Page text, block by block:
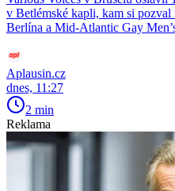
v Betlémské kapli, kam si
Berlína a Mid-Atlantic Gay
Aplausin.cz
dnes, 11:27
2 min
Reklama